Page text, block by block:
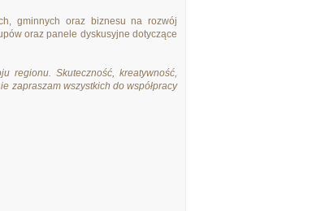
gminnych oraz biznesu na rozwój
oraz panele dyskusyjne dotyczące
regionu. Skuteczność, kreatywność,
zapraszam wszystkich do współpracy